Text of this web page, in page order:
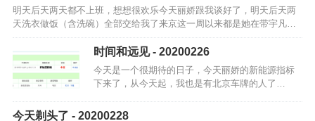
明天后天两天都不上班，想想很欢乐今天丽娇跟我谈好了，明天后天两
天洗衣做饭（含洗碗）全部交给我了来京这一周以来都是她在带宇凡，
还要给我做饭，甚至有时候还送饭到口周末两天也该让她当当女王了除
此之外，我的周…
时间和远见 - 20200226
今天是一个很期待的日子，今天丽娇的新能源指标
下来了，从今天起，我也是有北京车牌的人了…
今天剃头了 - 20200228